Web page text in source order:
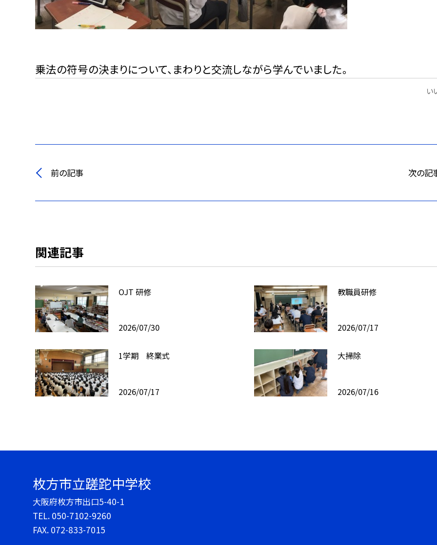
乗法の符号の決まりについて、まわりと交流しながら学んでいました。
い
前の記事 次の記
関連記事
OJT 研修
2026/07/30
教職員研修
2026/07/17
1学期 終業式
2026/07/17
大掃除
2026/07/16
枚方市立蹉跎中学校
大阪府枚方市出口5-40-1
TEL. 050-7102-9260
FAX. 072-833-7015